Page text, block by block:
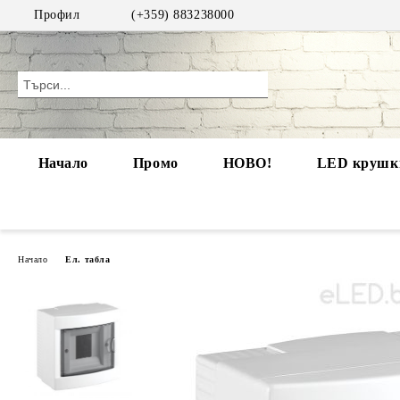
Профил (+359) 883238000
Начало Промо НОВО! LED
Начало Ел. табла